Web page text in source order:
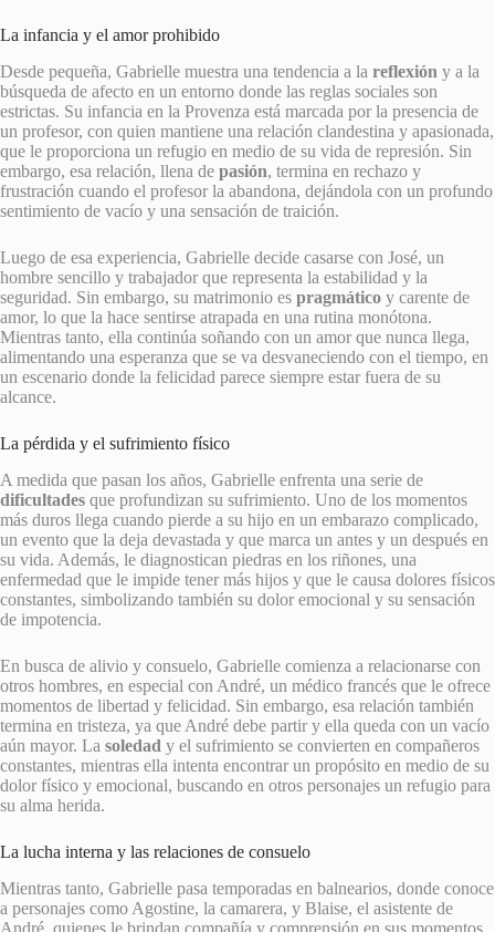
La infancia y el amor prohibido
Desde pequeña, Gabrielle muestra una tendencia a la reflexión y a la
búsqueda de afecto en un entorno donde las reglas sociales son
estrictas. Su infancia en la Provenza está marcada por la presencia de
un profesor, con quien mantiene una relación clandestina y apasionada,
que le proporciona un refugio en medio de su vida de represión. Sin
embargo, esa relación, llena de pasión, termina en rechazo y
frustración cuando el profesor la abandona, dejándola con un profundo
sentimiento de vacío y una sensación de traición.
Luego de esa experiencia, Gabrielle decide casarse con José, un
hombre sencillo y trabajador que representa la estabilidad y la
seguridad. Sin embargo, su matrimonio es pragmático y carente de
amor, lo que la hace sentirse atrapada en una rutina monótona.
Mientras tanto, ella continúa soñando con un amor que nunca llega,
alimentando una esperanza que se va desvaneciendo con el tiempo, en
un escenario donde la felicidad parece siempre estar fuera de su
alcance.
La pérdida y el sufrimiento físico
A medida que pasan los años, Gabrielle enfrenta una serie de
dificultades que profundizan su sufrimiento. Uno de los momentos
más duros llega cuando pierde a su hijo en un embarazo complicado,
un evento que la deja devastada y que marca un antes y un después en
su vida. Además, le diagnostican piedras en los riñones, una
enfermedad que le impide tener más hijos y que le causa dolores físicos
constantes, simbolizando también su dolor emocional y su sensación
de impotencia.
En busca de alivio y consuelo, Gabrielle comienza a relacionarse con
otros hombres, en especial con André, un médico francés que le ofrece
momentos de libertad y felicidad. Sin embargo, esa relación también
termina en tristeza, ya que André debe partir y ella queda con un vacío
aún mayor. La soledad y el sufrimiento se convierten en compañeros
constantes, mientras ella intenta encontrar un propósito en medio de su
dolor físico y emocional, buscando en otros personajes un refugio para
su alma herida.
La lucha interna y las relaciones de consuelo
Mientras tanto, Gabrielle pasa temporadas en balnearios, donde conoce
a personajes como Agostine, la camarera, y Blaise, el asistente de
André, quienes le brindan compañía y comprensión en sus momentos